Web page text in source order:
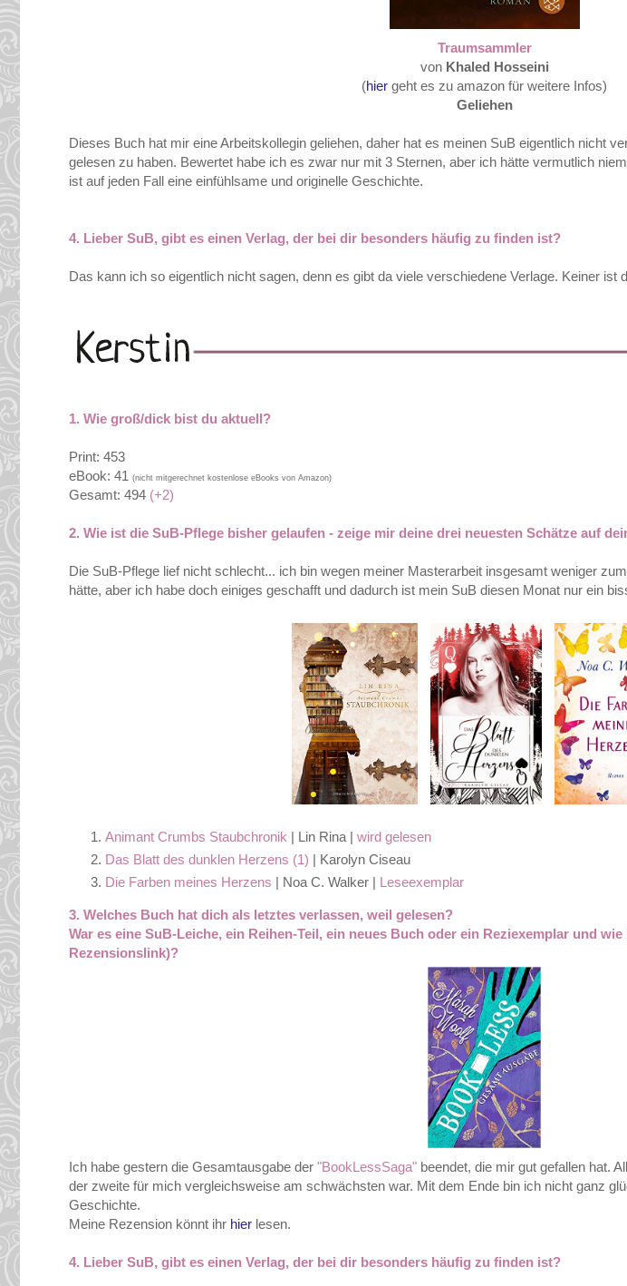
Traumsammler
von Khaled Hosseini
(hier geht es zu amazon für weitere Infos)
Geliehen
Dieses Buch hat mir eine Arbeitskollegin geliehen, daher hat es meinen SuB eigentlich nicht
gelesen zu haben. Bewertet habe ich es zwar nur mit 3 Sternen, aber ich hätte vermutlich
ist auf jeden Fall eine einfühlsame und originelle Geschichte.
4. Lieber SuB, gibt es einen Verlag, der bei dir besonders häufig zu finden ist?
Das kann ich so eigentlich nicht sagen, denn es gibt da viele verschiedene Verlage. Keiner ist
1. Wie groß/dick bist du aktuell?
Print: 453
eBook: 41 (nicht mitgerechnet kostenlose eBooks von Amazon)
Gesamt: 494 (+2)
2. Wie ist die SuB-Pflege bisher gelaufen - zeige mir deine drei neuesten Schätze auf
Die SuB-Pflege lief nicht schlecht... ich bin wegen meiner Masterarbeit insgesamt weniger
hätte, aber ich habe doch einiges geschafft und dadurch ist mein SuB diesen Monat nur ein
Animant Crumbs Staubchronik | Lin Rina | wird gelesen
Das Blatt des dunklen Herzens (1) | Karolyn Ciseau
Die Farben meines Herzens | Noa C. Walker | Leseexemplar
3. Welches Buch hat dich als letztes verlassen, weil gelesen?
War es eine SuB-Leiche, ein Reihen-Teil, ein neues Buch oder ein Reziexemplar und
Rezensionslink)?
Ich habe gestern die Gesamtausgabe der "BookLessSaga" beendet, die mir gut gefallen hat.
der zweite für mich vergleichsweise am schwächsten war. Mit dem Ende bin ich nicht ganz
Geschichte.
Meine Rezension könnt ihr hier lesen.
4. Lieber SuB, gibt es einen Verlag, der bei dir besonders häufig zu finden ist?